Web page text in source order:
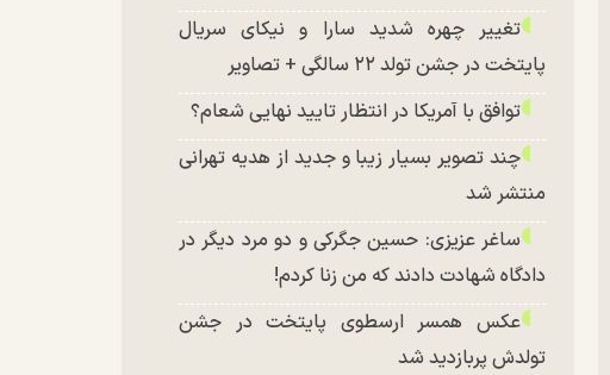
تغییر چهره شدید سارا و نیکای سریال
پایتخت در جشن تولد ۲۲ سالگی + تصاویر
توافق با آمریکا در انتظار تایید نهایی شعام؟
چند تصویر بسیار زیبا و جدید از هدیه تهرانی
منتشر شد
ساغر عزیزی: حسین جگرکی و دو مرد دیگر در
دادگاه شهادت دادند که من زنا کردم!
عکس همسر ارسطوی پایتخت در جشن
تولدش پربازدید شد